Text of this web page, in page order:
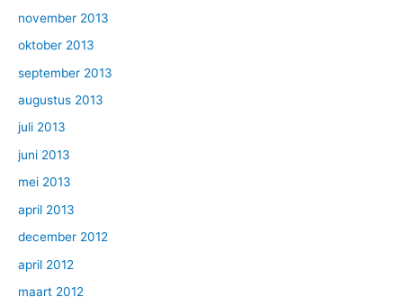
november 2013
oktober 2013
september 2013
augustus 2013
juli 2013
juni 2013
mei 2013
april 2013
december 2012
april 2012
maart 2012